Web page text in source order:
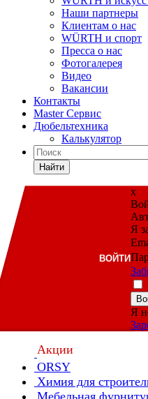
Наши партнеры
Клиентам о нас
WÜRTH и спорт
Пресса о нас
Фотогалерея
Видео
Вакансии
Контакты
Master Сервис
Дюбельтехника
Калькулятор
Найти
ВОЙТИ
x
Я
Я
Акции
ORSY
Химия для
Мебельная